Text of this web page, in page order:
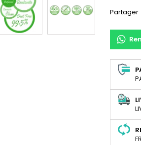
Partager